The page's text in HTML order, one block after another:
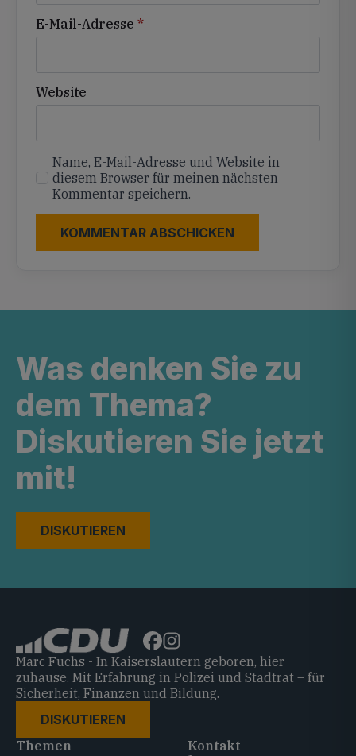
E-Mail-Adresse *
Website
Name, E-Mail-Adresse und Website in
diesem Browser für meinen nächsten
Kommentar speichern.
Was denken Sie zu
dem Thema?
Diskutieren Sie jetzt
mit!
DISKUTIEREN
Marc Fuchs - In Kaiserslautern geboren, hier
zuhause. Mit Erfahrung in Polizei und Stadtrat – für
Sicherheit, Finanzen und Bildung.
DISKUTIEREN
Themen
Kontakt